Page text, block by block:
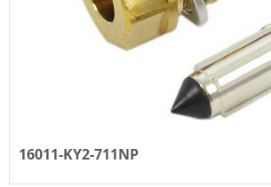
16011-KY2-711NP